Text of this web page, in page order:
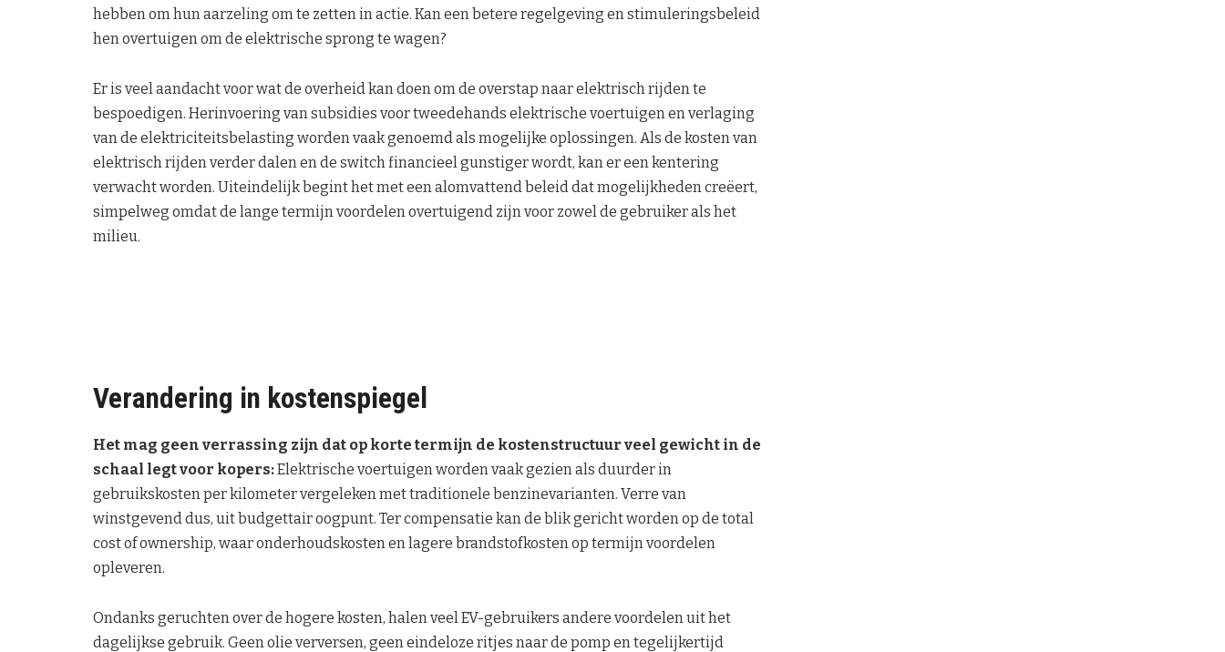
hebben om hun aarzeling om te zetten in actie. Kan een betere regelgeving en stimuleringsbeleid
hen overtuigen om de elektrische sprong te wagen?
Er is veel aandacht voor wat de overheid kan doen om de overstap naar elektrisch rijden te
bespoedigen. Herinvoering van subsidies voor tweedehands elektrische voertuigen en verlaging
van de elektriciteitsbelasting worden vaak genoemd als mogelijke oplossingen. Als de kosten van
elektrisch rijden verder dalen en de switch financieel gunstiger wordt, kan er een kentering
verwacht worden. Uiteindelijk begint het met een alomvattend beleid dat mogelijkheden creëert,
simpelweg omdat de lange termijn voordelen overtuigend zijn voor zowel de gebruiker als het
milieu.
Verandering in kostenspiegel
Het mag geen verrassing zijn dat op korte termijn de kostenstructuur veel gewicht in de
schaal legt voor kopers:Elektrische voertuigen worden vaak gezien als duurder in
gebruikskosten per kilometer vergeleken met traditionele benzinevarianten. Verre van
winstgevend dus, uit budgettair oogpunt. Ter compensatie kan de blik gericht worden op de total
cost of ownership, waar onderhoudskosten en lagere brandstofkosten op termijn voordelen
opleveren.
Ondanks geruchten over de hogere kosten, halen veel EV-gebruikers andere voordelen uit het
dagelijkse gebruik. Geen olie verversen, geen eindeloze ritjes naar de pomp en tegelijkertijd